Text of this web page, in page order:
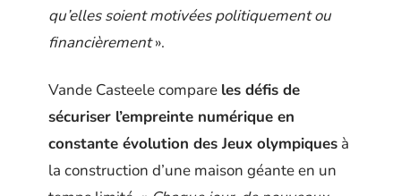
qu’elles soient motivées politiquement ou
financièrement».
Vande Casteele compare les défis de
sécuriser l’empreinte numérique en
constante évolution des Jeux olympiques à
la construction d’une maison géante en un